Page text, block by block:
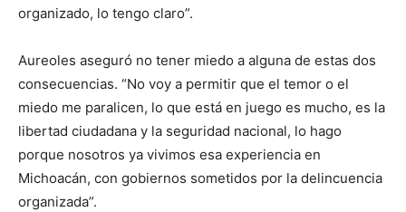
organizado, lo tengo claro”.
Aureoles aseguró no tener miedo a alguna de estas dos
consecuencias. “No voy a permitir que el temor o el
miedo me paralicen, lo que está en juego es mucho, es la
libertad ciudadana y la seguridad nacional, lo hago
porque nosotros ya vivimos esa experiencia en
Michoacán, con gobiernos sometidos por la delincuencia
organizada”.